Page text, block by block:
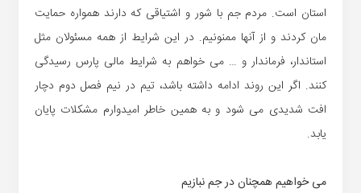
استان است. مردم جم با شور و اشتیاقی که دارند همواره حمایت
مان کردند و از آنها ممنونیم. در این شرایط از همه مسئولان مثل
استاندار، فرماندار و … می خواهم به شرایط مالی پارس رسیدگی
کنند. اگر این روند ادامه داشته باشد، تیم در نیم فصل دوم دچار
افت شدیدی می شود و به همین خاطر امیدوارم مشکلات پایان
یابد.
می خواهیم همچنان در جم نبازیم